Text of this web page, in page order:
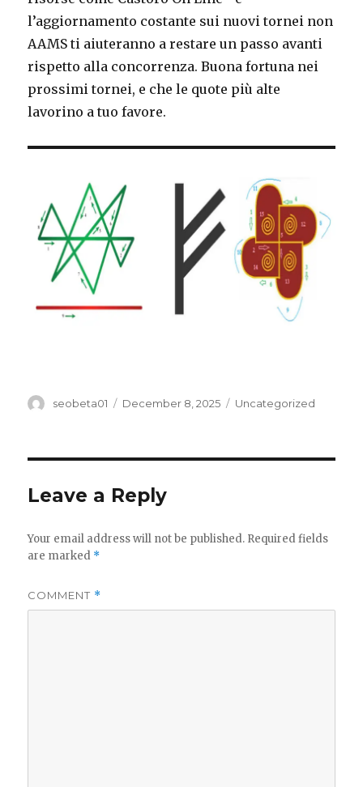
l’aggiornamento costante sui nuovi tornei non
AAMS ti aiuteranno a restare un passo avanti
rispetto alla concorrenza. Buona fortuna nei
prossimi tornei, e che le quote più alte
lavorino a tuo favore.
Author
seobeta01
Posted
December 8, 2025 Categories
Uncategorized
Leave a Reply
Your email address will not be published. Required fields
are marked *
COMMENT *